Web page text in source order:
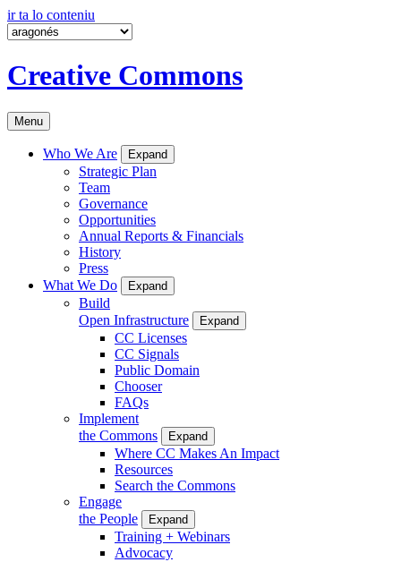
ir ta lo conteniu
Creative Commons
Menu
Who We Are Expand
Strategic Plan
Team
Governance
Opportunities
Annual Reports & Financials
History
Press
What We Do
Expand
Build
Open Infrastructure
Expand
CC Licenses
CC Signals
Public Domain
Chooser
FAQs
Implement
the Commons
Expand
Where CC Makes An Impact
Resources
Search the Commons
Engage
the People
Expand
Training + Webinars
Advocacy